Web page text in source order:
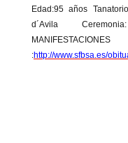
Edad:95 años
d´Avila
Ceremonia:
:http://www.sfbsa.es/